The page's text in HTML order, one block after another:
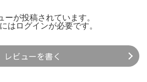
が投稿されています。
は ログインが必要です。
レビューを書く